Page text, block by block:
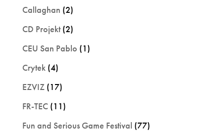
Callaghan (2)
CD Projekt(2)
CEU San Pablo (1)
Crytek(4)
EZVIZ(17)
FR-TEC(11)
Fun and Serious Game Festival (77)